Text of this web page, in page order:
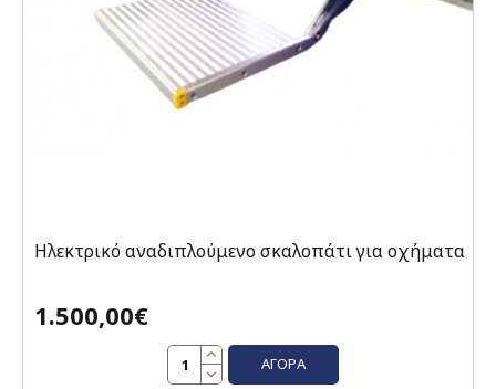
Ηλεκτρικό αναδιπλούμενο σκαλοπάτι για οχήματα
1.500,00€
ΑΓΟΡΆ